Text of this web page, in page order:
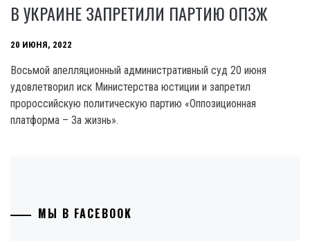
В УКРАИНЕ ЗАПРЕТИЛИ ПАРТИЮ ОПЗЖ
20 ИЮНЯ, 2022
Восьмой апелляционный административный суд 20 июня
удовлетворил иск Министерства юстиции и запретил
пророссийскую политическую партию «Оппозиционная
платформа – За жизнь».
МЫ В FACEBOOK